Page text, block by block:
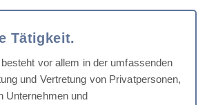
Tätigkeit.
vor allem in der umfassenden
und Vertretung von Privatpersonen,
Unternehmen und